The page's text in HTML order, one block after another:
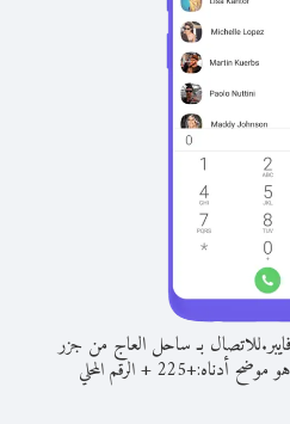
للاتصال بـ ساحل العاج من جزر
موضح أدناه:+
225
+الرقم المحلي